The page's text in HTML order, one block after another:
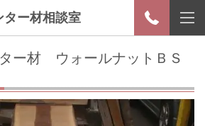
ター材相談室
ー材 ウォールナットＢＳ